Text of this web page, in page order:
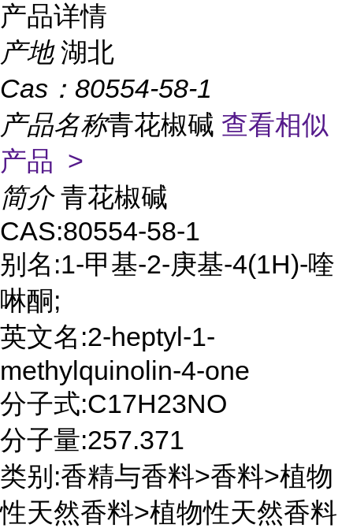
产品详情
产地 湖北
Cas： 80554-58-1
产品名称青花椒碱 查看相似
产品 >
简介 青花椒碱
CAS:80554-58-1
别名:1-甲基-2-庚基-4(1H)-喹
啉酮;
英文名:2-heptyl-1-
methylquinolin-4-one
分子式:C17H23NO
分子量:257.371
类别:香精与香料>香料>植物
性天然香料>植物性天然香料